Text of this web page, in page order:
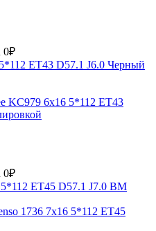
0₽
KC979 6x16 5*112 ET43
0₽
1736 7x16 5*112 ET45